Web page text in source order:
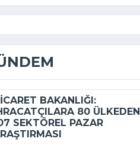
BAKANLIĞI:
80 ÜLKEDEN
SEKTÖREL PAZAR